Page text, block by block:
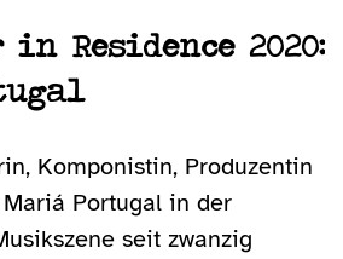
Residence 2020:
Komponistin, Produzentin
Portugal in der
seit zwanzig